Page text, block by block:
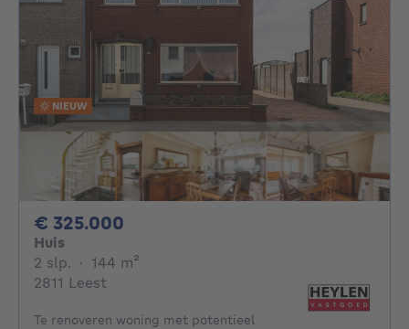
NIEUW
€ 325.000
Huis
2 slp. 2 slaapkamers
· 144 m²
2811 Leest
Te renoveren woning met potentieel